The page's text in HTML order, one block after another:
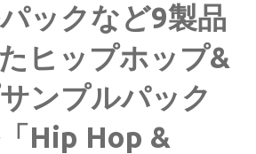
ックなど9製品
ヒップホップ&
ンプルパック
Hip Hop &